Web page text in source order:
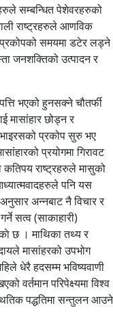
सम्बन्धित पेशेवरहरुको
राष्ट्रहरुले आणविक
प्रकोपको समयमा डटेर लड्ने
जनशक्तिको उत्पादन र
भएको हुनसक्ने चौतर्फी
मासांहार छोड्न र
प्रकोप सुरु भए
प्रयोगमा गिरावट
राष्ट्रहरुले मासुको
पनि यस
अन्नबाट नै विचार र
सत्व (साकाहारी)
छ । माथिका तथ्य र
मासांहरको उपभोग
धेरै हदसम्म भविष्यवाणी
वर्तमान परिपेक्ष्यमा विश्व
पद्धतिमा सन्तुलन आउने